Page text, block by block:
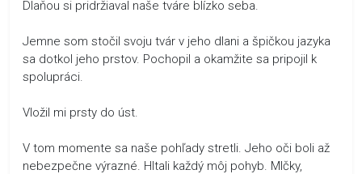
Dlaňou si pridržiaval naše tváre blízko seba.
Jemne som stočil svoju tvár v jeho dlani a špičkou jazyka
sa dotkol jeho prstov. Pochopil a okamžite sa pripojil k
spolupráci.
Vložil mi prsty do úst.
V tom momente sa naše pohľady stretli. Jeho oči boli až
nebezpečne výrazné. Hltali každý môj pohyb. Mlčky,